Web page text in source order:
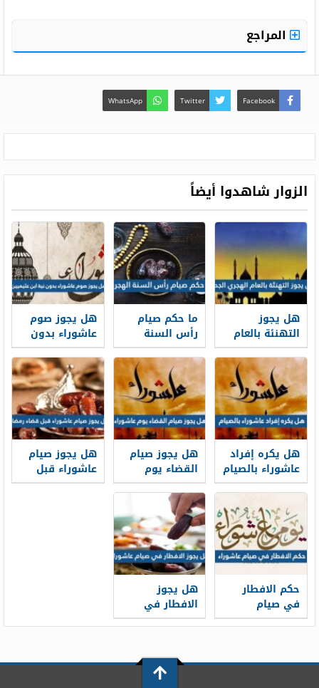
المراجع
Facebook
Twitter
WhatsApp
الزوار شاهدوا أيضاً
هل يجوز
التهنئة بالعام
الهجري الجديد
1448
ما حكم صيام
رأس السنة
الهجرية
هل يجوز صوم
عاشوراء بدون
نية ابن عثيميين
هل يكره إفراد
عاشوراء بالصيام
هل يجوز صيام
القضاء يوم
عاشوراء
هل يجوز صيام
عاشوراء قبل
قضاء رمضان
حكم الافطار
في صيام
عاشوراء
هل يجوز
الافطار في
صيام عاشوراء